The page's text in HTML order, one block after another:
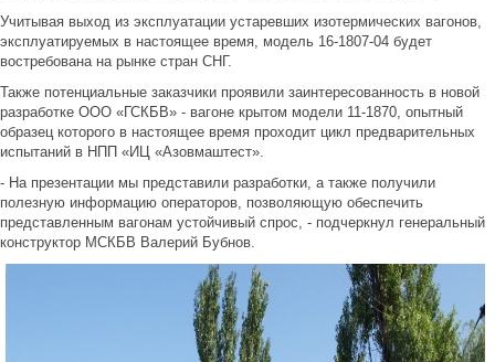
Учитывая выход из эксплуатации устаревших изотермических вагонов,
эксплуатируемых в настоящее время, модель 16-1807-04 будет
востребована на рынке стран СНГ.
Также потенциальные заказчики проявили заинтересованность в новой
разработке ООО «ГСКБВ» - вагоне крытом модели 11-1870, опытный
образец которого в настоящее время проходит цикл предварительных
испытаний в НПП «ИЦ «Азовмаштест».
- На презентации мы представили разработки, а также получили
полезную информацию операторов, позволяющую обеспечить
представленным вагонам устойчивый спрос, - подчеркнул генеральный
конструктор МСКБВ Валерий Бубнов.